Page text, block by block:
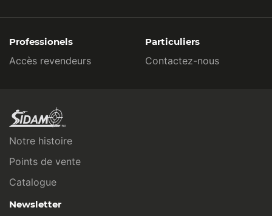
Professionels
Accès revendeurs
Particuliers
Contactez-nous
Notre histoire
Points de vente
Catalogue
Newsletter